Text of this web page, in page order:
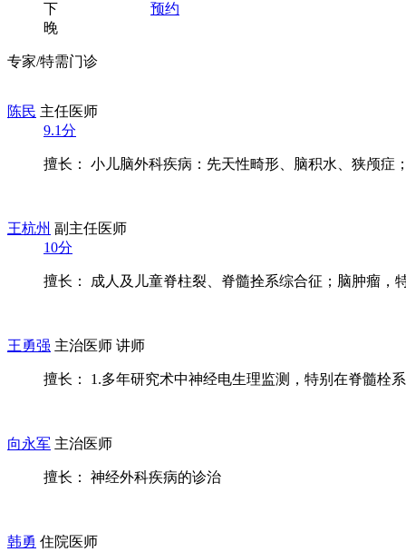
下
预约
晚
专家/特需门诊
陈民 主任医师
9.1分
擅长： 小儿脑外科疾病：先天性畸形、脑积水、狭颅症
王杭州 副主任医师
10分
擅长： 成人及儿童脊柱裂、脊髓拴系综合征；脑肿瘤，
王勇强 主治医师 讲师
擅长： 1.多年研究术中神经电生理监测，特别在脊髓栓
向永军 主治医师
擅长： 神经外科疾病的诊治
韩勇 住院医师